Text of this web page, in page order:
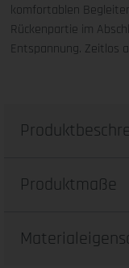
komfortablen
Rückenpartie im
Entspannung. Zeitlos
Produktmaße